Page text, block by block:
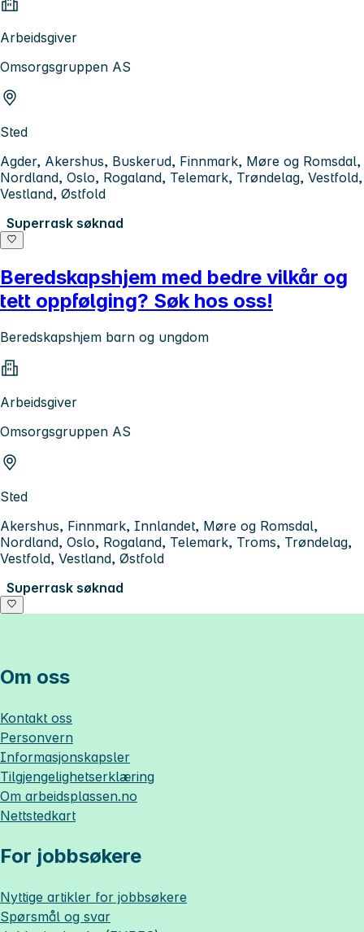
Arbeidsgiver
Omsorgsgruppen AS
Sted
Agder, Akershus, Buskerud, Finnmark, Møre og Romsdal,
Nordland, Oslo, Rogaland, Telemark, Trøndelag, Vestfold,
Vestland, Østfold
Superrask søknad
Beredskapshjem med bedre vilkår og
tett oppfølging? Søk hos oss!
Beredskapshjem barn og ungdom
Arbeidsgiver
Omsorgsgruppen AS
Sted
Akershus, Finnmark, Innlandet, Møre og Romsdal,
Nordland, Oslo, Rogaland, Telemark, Troms, Trøndelag,
Vestfold, Vestland, Østfold
Superrask søknad
Om oss
Kontakt oss
Personvern
Informasjonskapsler
Tilgjengelighetserklæring
Om arbeidsplassen.no
Nettstedkart
For jobbsøkere
Nyttige artikler for jobbsøkere
Spørsmål og svar